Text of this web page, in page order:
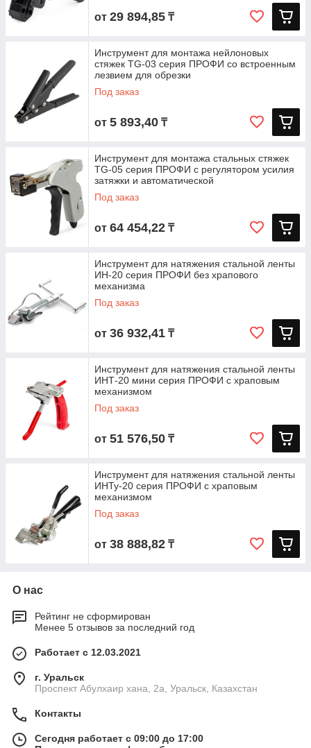
от 29 894,85 ₸
Инструмент для монтажа нейлоновых
стяжек TG-03 серия ПРОФИ со встроенным
лезвием для обрезки
Под заказ
от 5 893,40 ₸
Инструмент для монтажа стальных стяжек
TG-05 серия ПРОФИ с регулятором усилия
затяжки и автоматической
Под заказ
от 64 454,22 ₸
Инструмент для натяжения стальной ленты
ИН-20 серия ПРОФИ без храпового
механизма
Под заказ
от 36 932,41 ₸
Инструмент для натяжения стальной ленты
ИНТ-20 мини серия ПРОФИ с храповым
механизмом
Под заказ
от 51 576,50 ₸
Инструмент для натяжения стальной ленты
ИНТу-20 серия ПРОФИ с храповым
механизмом
Под заказ
от 38 888,82 ₸
О нас
Рейтинг не сформирован
Менее 5 отзывов за последний год
Работает с 12.03.2021
г. Уральск
Проспект Абулхаир хана, 2а, Уральск, Казахстан
Контакты
Сегодня работает с 09:00 до 17:00